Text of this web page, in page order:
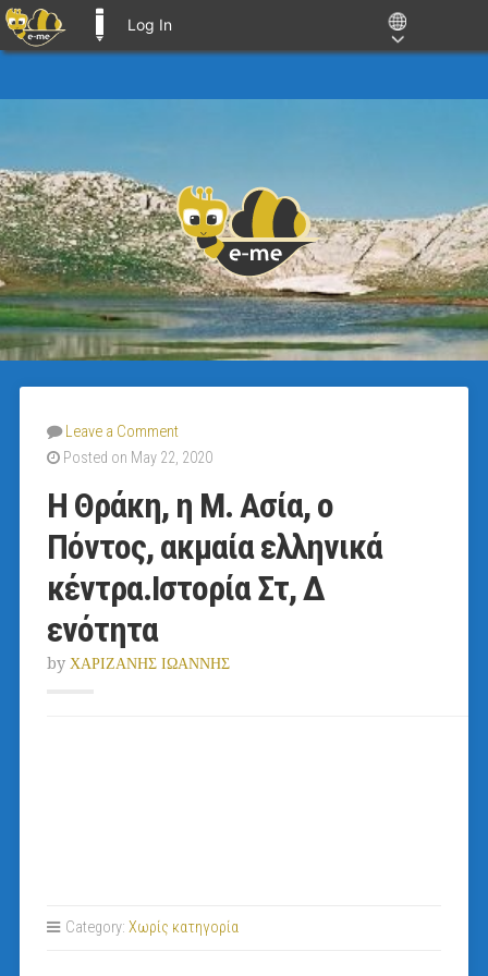
Log In
Leave a Comment
Posted on May 22, 2020
Η Θράκη, η Μ. Ασία, ο
Πόντος, ακμαία ελληνικά
κέντρα.Ιστορία Στ, Δ
ενότητα
by ΧΑΡΙΖΑΝΗΣ ΙΩΑΝΝΗΣ
Category: Χωρίς κατηγορία